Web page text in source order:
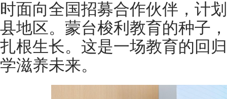
时面向全国招募合作伙伴，计
县地区。蒙台梭利教育的种子
扎根生长。这是一场教育的回
学滋养未来。